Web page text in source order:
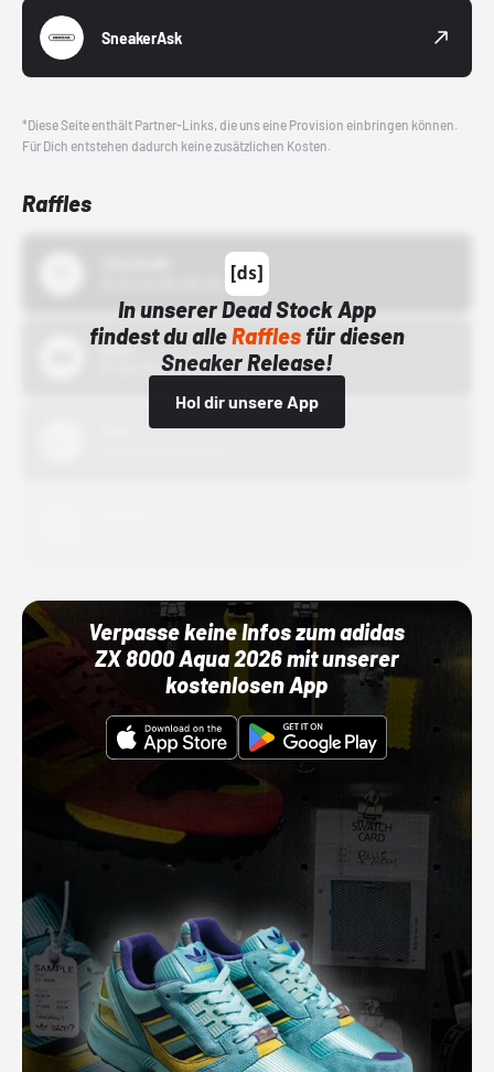
SneakerAsk
*Diese Seite enthält Partner-Links, die uns eine Provision einbringen können.
Für Dich entstehen dadurch keine zusätzlichen Kosten.
Raffles
In unserer Dead Stock App
findest du alleRafflesfür diesen
Sneaker Release!
Hol dir unsere App
Bstn
01.10.22 00:00 Uhr
Verpasse keine Infos zum adidas
ZX 8000 Aqua 2026 mit unserer
kostenlosen App